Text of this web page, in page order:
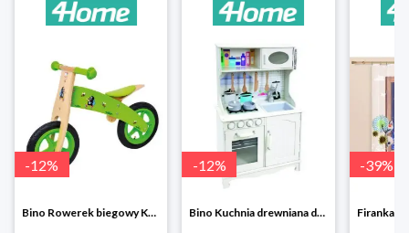
-12%
Bino Rowerek biegowy Krecik
-12%
Bino Kuchnia drewniana dla dzieci Provence
-39%